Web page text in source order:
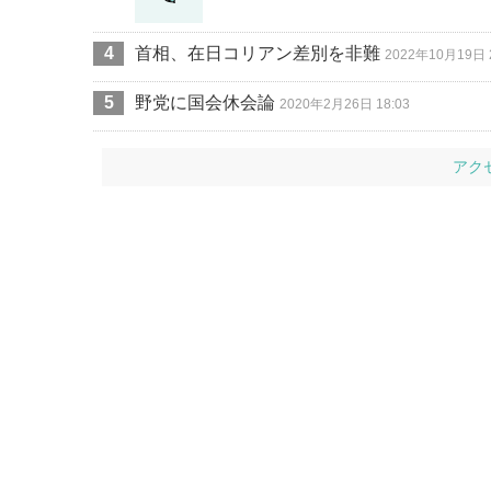
首相、在日コリアン差別を非難 2022年10月19日
野党に国会休会論 2020年2月26日 18:03
アク